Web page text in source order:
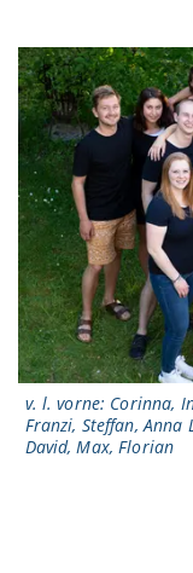
v. l. vorne: Corinna,
Franzi, Steffan, Anna
David, Max, Florian